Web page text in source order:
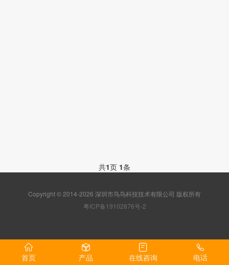
共1页 1条
Copyright © 2014-2026 深圳市鸟鸟科技技术有限公司 版权所有
粤ICP备19102876号-2
首页 产品 在线咨询 电话